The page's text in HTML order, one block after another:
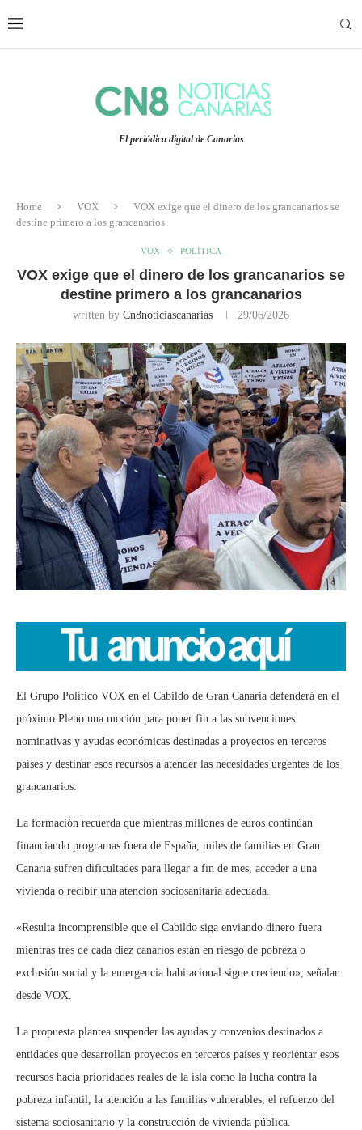
El periódico digital de Canarias
Home VOX
VOX exige que el dinero de los grancanarios se
destine primero a los grancanarios
VOX POLÍTICA
VOX exige que el dinero de los grancanarios se
destine primero a los grancanarios
written by Cn8noticiascanarias 29/06/2026
El Grupo Político VOX en el Cabildo de Gran Canaria defenderá en el
próximo Pleno una moción para poner fin a las subvenciones
nominativas y ayudas económicas destinadas a proyectos en terceros
países y destinar esos recursos a atender las necesidades urgentes de los
grancanarios.
La formación recuerda que mientras millones de euros continúan
financiando programas fuera de España, miles de familias en Gran
Canaria sufren dificultades para llegar a fin de mes, acceder a una
vivienda o recibir una atención sociosanitaria adecuada.
«Resulta incomprensible que el Cabildo siga enviando dinero fuera
mientras tres de cada diez canarios están en riesgo de pobreza o
exclusión social y la emergencia habitacional sigue creciendo», señalan
desde VOX.
La propuesta plantea suspender las ayudas y convenios destinados a
entidades que desarrollan proyectos en terceros países y reorientar esos
recursos hacia prioridades reales de la isla como la lucha contra la
pobreza infantil, la atención a las familias vulnerables, el refuerzo del
sistema sociosanitario y la construcción de vivienda pública.